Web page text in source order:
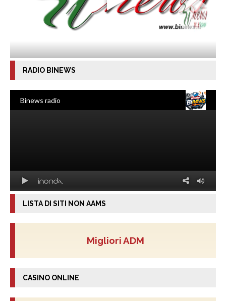
RADIO BINEWS
LISTA DI SITI NON AAMS
Migliori ADM
CASINO ONLINE